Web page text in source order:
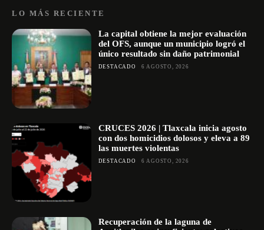
LO MÁS RECIENTE
La capital obtiene la mejor evaluación
del OFS, aunque un municipio logró el
único resultado sin daño patrimonial
DESTACADO 6 AGOSTO, 2026
CRUCES 2026 | Tlaxcala inicia agosto
con dos homicidios dolosos y eleva a 89
las muertes violentas
DESTACADO 6 AGOSTO, 2026
Recuperación de la laguna de